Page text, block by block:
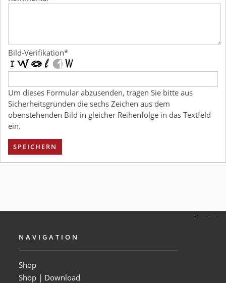
Bild-Verifikation*
Um dieses Formular abzusenden, tragen Sie bitte aus
Sicherheitsgründen die sechs Zeichen aus dem
obenstehenden Bild in gleicher Reihenfolge in das Textfeld
ein.
SPEICHERN
NAVIGATION
Shop
Shop | Download